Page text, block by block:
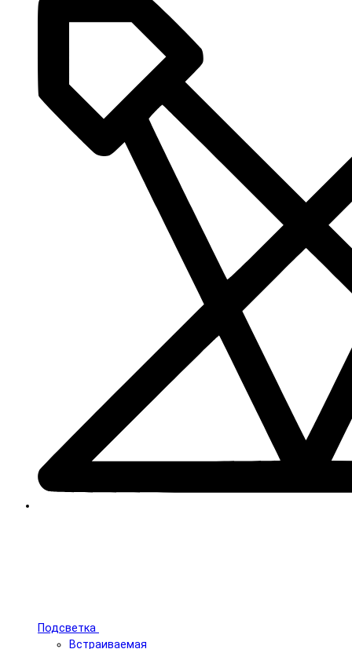
Подсветка
Встраиваемая